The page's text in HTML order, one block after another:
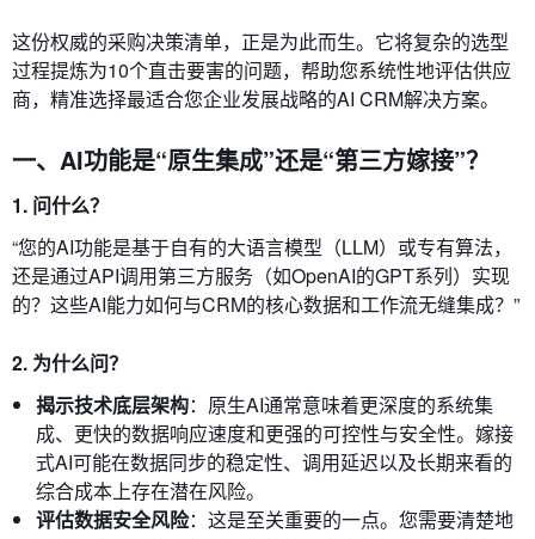
这份权威的采购决策清单，正是为此而生。它将复杂的选型
过程提炼为10个直击要害的问题，帮助您系统性地评估供应
商，精准选择最适合您企业发展战略的AI CRM解决方案。
一、AI功能是“原生集成”还是“第三方嫁接”？
1. 问什么？
“您的AI功能是基于自有的大语言模型（LLM）或专有算法，
还是通过API调用第三方服务（如OpenAI的GPT系列）实现
的？这些AI能力如何与CRM的核心数据和工作流无缝集成？”
2. 为什么问？
揭示技术底层架构：原生AI通常意味着更深度的系统集
成、更快的数据响应速度和更强的可控性与安全性。嫁接
式AI可能在数据同步的稳定性、调用延迟以及长期来看的
综合成本上存在潜在风险。
评估数据安全风险：这是至关重要的一点。您需要清楚地